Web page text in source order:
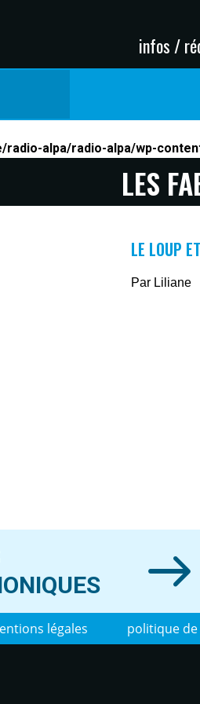
infos /
radio-alpa/radio-alpa/wp-
LES
LE LOUP
Par Liliane
légales politique